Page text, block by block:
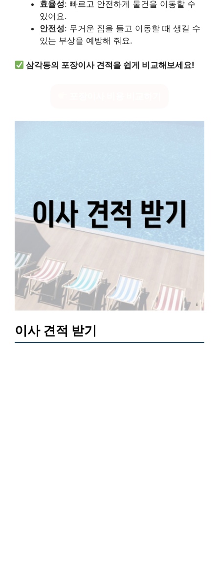
효율성: 빠르고 안전하게 물건을 이동할 수
있어요.
안전성: 무거운 짐을 들고 이동할 때 생길 수
있는 부상을 예방해 줘요.
삼각동의 포장이사 견적을 쉽게 비교해보세요!
이사 견적 받기